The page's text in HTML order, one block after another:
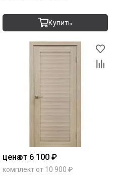
Купить
ценаот 6 100 ₽
комплект от 10 900 ₽